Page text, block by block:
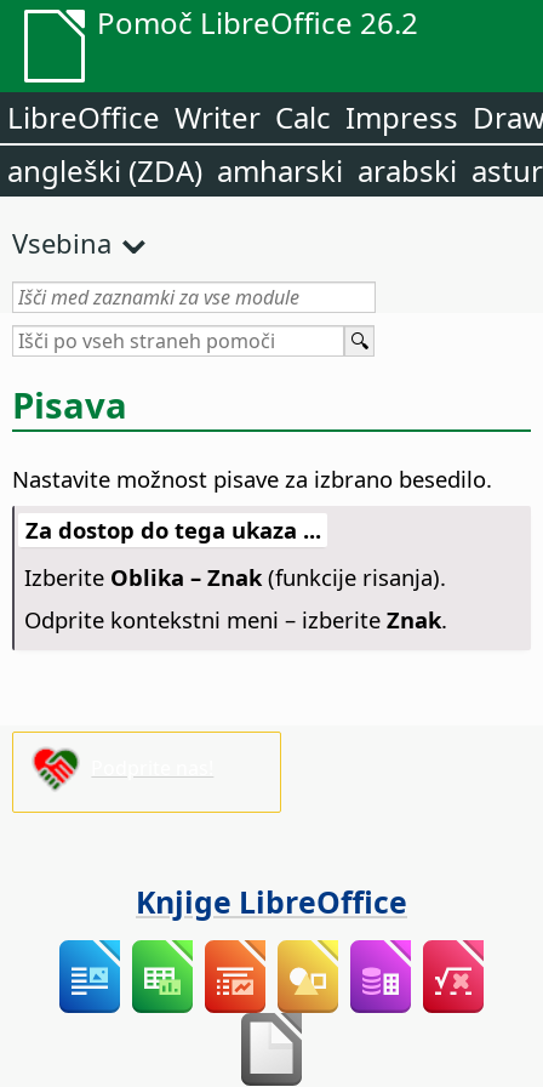
Pomoč LibreOffice 26.2
LibreOffice Writer Calc Impress
angleški (ZDA) amharski arabski
Vsebina
Pisava
Nastavite možnost pisave za izbrano besedilo.
Za dostop do tega ukaza ...
Izberite Oblika – Znak(funkcije risanja).
Odprite kontekstni meni – izberite Znak.
Knjige LibreOffice